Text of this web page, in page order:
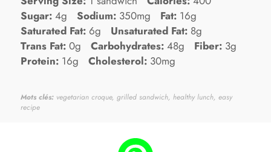
Sugar: 4g Sodium: 350mg Fat: 16g
Saturated Fat: 6g Unsaturated Fat: 8g
Trans Fat: 0g Carbohydrates: 48g Fiber: 3g
Protein: 16g Cholesterol: 30mg
Mots clés: vegetarian croque, grilled sandwich, healthy lunch, easy
recipe